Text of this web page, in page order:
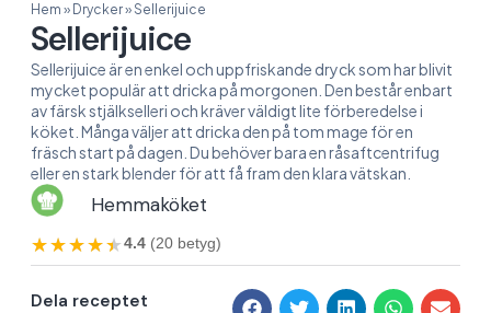
Hem » Drycker»Sellerijuice
Sellerijuice
Sellerijuice är en enkel och uppfriskande dryck som har blivit
mycket populär att dricka på morgonen. Den består enbart
av färsk stjälkselleri och kräver väldigt lite förberedelse i
köket. Många väljer att dricka den på tom mage för en
fräsch start på dagen. Du behöver bara en råsaftcentrifug
eller en stark blender för att få fram den klara vätskan.
Hemmaköket
★★★★★
★★★★★4.4 (20 betyg)
Dela receptet